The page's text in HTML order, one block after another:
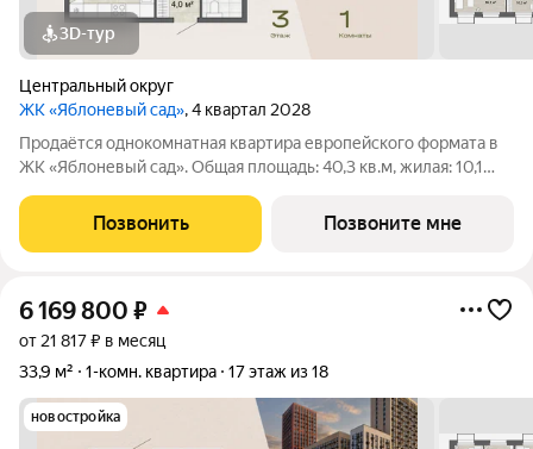
3D-тур
Центральный округ
ЖК «Яблоневый сад», 4 квартал 2028
Продаётся однокомнатная квартира европейского формата в
ЖК «Яблоневый сад». Общая площадь: 40,3 кв.м, жилая: 10,1
столовую 20,3 кв.м и прихожую 4,0 кв.м. Санузел 4,3 кв.м.
Также есть балкон площадью
Позвонить Позвоните мне
6 169 800 ₽
от 21 817 ₽ в месяц
33,9 м²
1-комн. квартира 17 этаж из 18
новостройка